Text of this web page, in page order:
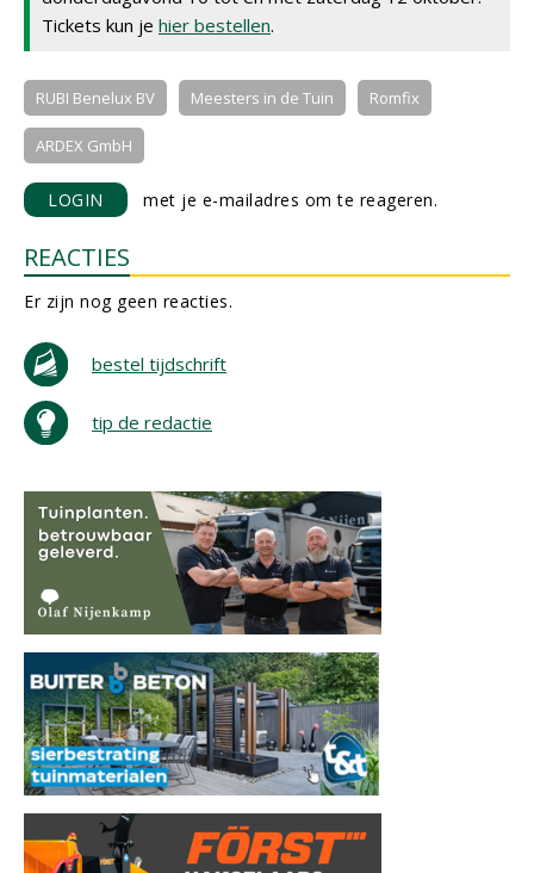
Tickets kun je hier bestellen.
RUBI Benelux BV Meesters in de Tuin Romfix
ARDEX GmbH
LOGIN met je e-mailadres om te reageren.
REACTIES
Er zijn nog geen reacties.
bestel tijdschrift
tip de redactie